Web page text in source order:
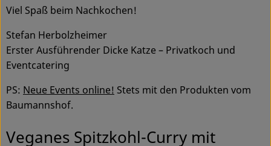
Viel Spaß beim Nachkochen!
Stefan Herbolzheimer
Erster Ausführender Dicke Katze – Privatkoch und
Eventcatering
PS: Neue Events online! Stets mit den Produkten vom
Baumannshof.
Veganes Spitzkohl-Curry mit